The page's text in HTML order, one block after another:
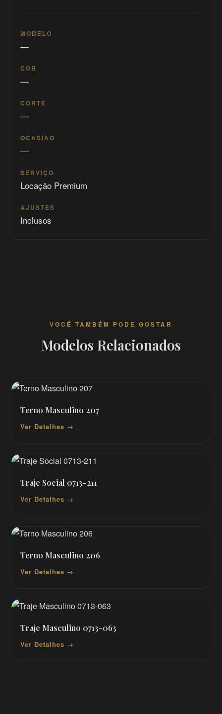
MODELO
—
COR
—
CORTE
—
OCASIÃO
—
SERVIÇO
Locação Premium
AJUSTES
Inclusos
VOCÊ TAMBÉM PODE GOSTAR
Modelos Relacionados
Terno Masculino 207
Ver Detalhes →
Traje Social 0713-211
Ver Detalhes →
Terno Masculino 206
Ver Detalhes →
Traje Masculino 0713-063
Ver Detalhes →